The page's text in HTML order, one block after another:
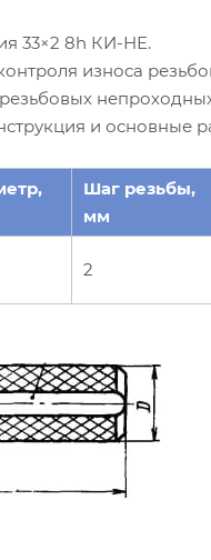
33×2 8h КИ-НЕ.
износа
и основные
Шаг резьбы,
мм
2